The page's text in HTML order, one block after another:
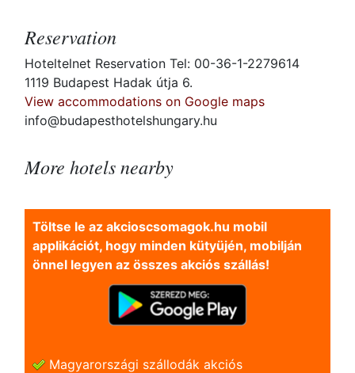
Reservation
Hoteltelnet Reservation Tel: 00-36-1-2279614
1119 Budapest Hadak útja 6.
View accommodations on Google maps
info@budapesthotelshungary.hu
More hotels nearby
Töltse le az akcioscsomagok.hu mobil
applikációt, hogy minden kütyüjén, mobilján
önnel legyen az összes akciós szállás!
Magyarországi szállodák akciós